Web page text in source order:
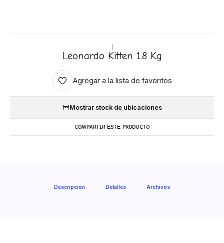
Leonardo Kitten 1.8 Kg
Agregar a la lista de favoritos
Mostrar stock de ubicaciones
COMPARTIR ESTE PRODUCTO
Descripción Detalles Archivos